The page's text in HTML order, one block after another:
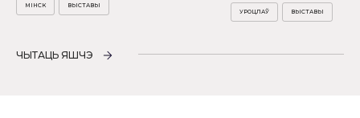
МІНСК ВЫСТАВЫ
УРОЦЛАЎ ВЫСТАВЫ
ЧЫТАЦЬ ЯШЧЭ